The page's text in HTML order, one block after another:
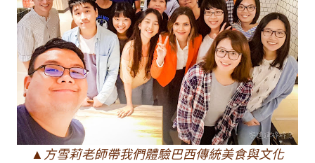
▲方雪莉老師帶我們體驗巴西傳統美食與文化